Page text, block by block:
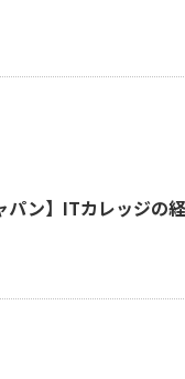
パン】ITカレッジの